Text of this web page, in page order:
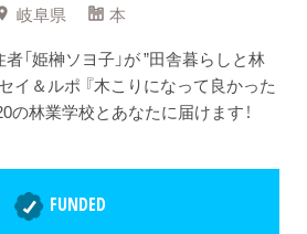
岐阜県
本
「姫榊ソヨ子」が ”田舎暮らしと林
イ＆ルポ 『木こりになって良かった
の林業学校とあなたに届けます！
FUNDED